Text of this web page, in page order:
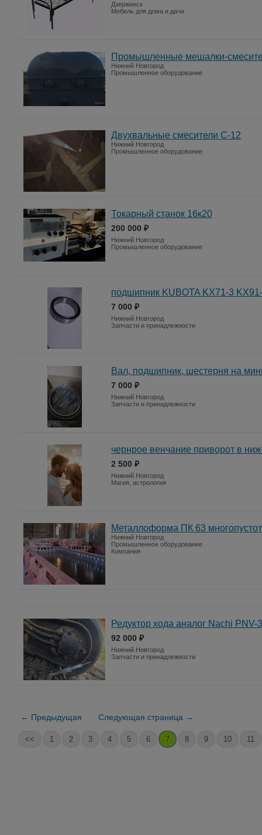
Дзержинск
Мебель для дома и дачи
Промышленные мешалки-
Нижний Новгород
Промышленное оборудование
Двухвальные смесители С-12
Нижний Новгород
Промышленное оборудование
Токарный станок 16к20
200 000 ₽
Нижний Новгород
Промышленное оборудование
подшипник KUBOTA KX71-3
7 000 ₽
Нижний Новгород
Запчасти и принадлежности
Вал, подшипник, шестерня на
7 000 ₽
Нижний Новгород
Запчасти и принадлежности
чернрое венчание приворот в
2 500 ₽
Нижний Новгород
Магия, астрология
Металлоформа ПК 63
Нижний Новгород
Промышленное оборудование
Компания
Редуктор хода аналог Nachi PNV-
92 000 ₽
Нижний Новгород
Запчасти и принадлежности
← Предыдущая Следующая страница →
<< 1 2 3 4 5 6 7 8 9 10 11